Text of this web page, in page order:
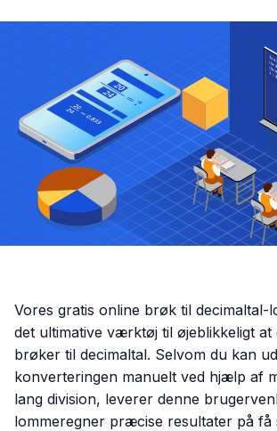
Vores gratis online brøk til decimaltal-
det ultimative værktøj til øjeblikkeligt at
brøker til decimaltal. Selvom du kan
konverteringen manuelt ved hjælp af
lang division, leverer denne
lommeregner præcise resultater på få